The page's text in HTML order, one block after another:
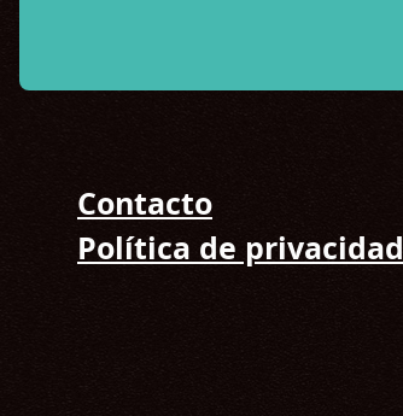
Contacto
Política de privacidad